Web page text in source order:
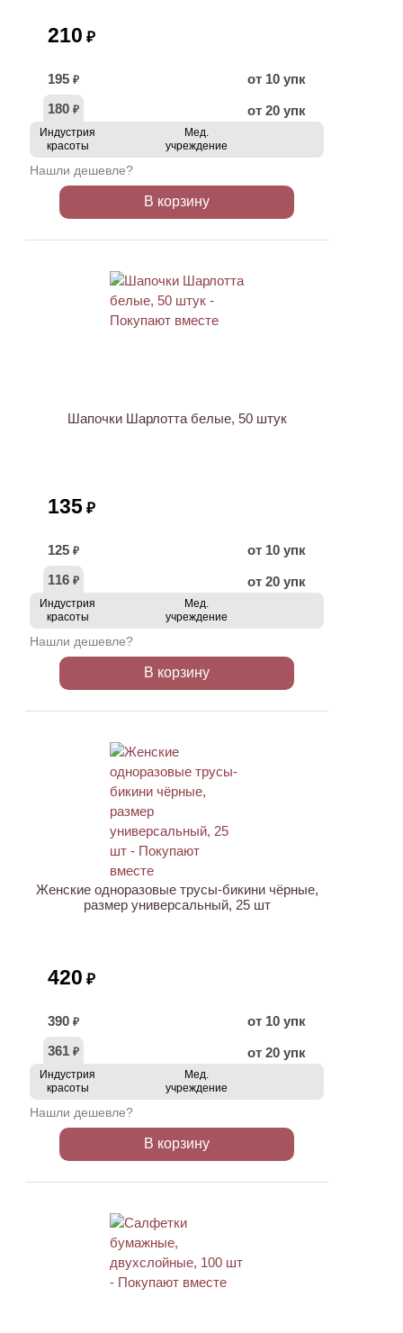
210 ₽
195 ₽
от 10 упк
180 ₽ от 20 упк
Индустрия
красоты
Мед.
учреждение
Нашли дешевле?
В корзину
Шапочки Шарлотта белые, 50 штук
135 ₽
125 ₽
от 10 упк
116 ₽ от 20 упк
Индустрия
красоты
Мед.
учреждение
Нашли дешевле?
В корзину
Женские одноразовые трусы-бикини чёрные,
размер универсальный, 25 шт
420 ₽
390 ₽
от 10 упк
361 ₽ от 20 упк
Индустрия
красоты
Мед.
учреждение
Нашли дешевле?
В корзину